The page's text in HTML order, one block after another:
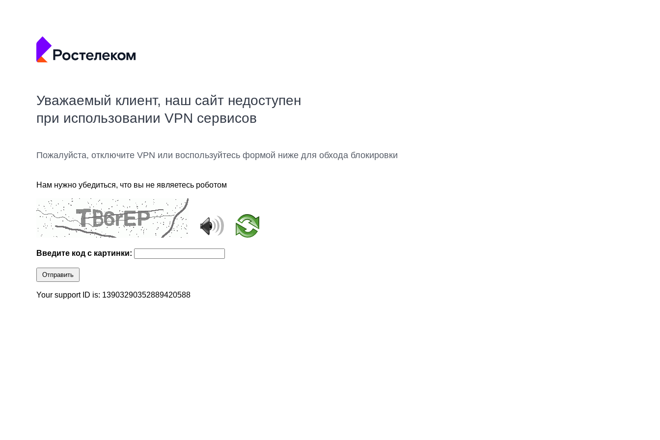
Уважаемый клиент, наш сайт недоступен
при использовании VPN сервисов
Пожалуйста, отключите VPN или воспользуйтесь формой ниже для обхода блокировки
Нам нужно убедиться, что вы не являетесь роботом
Введите код с картинки:
Отправить
Your support ID is: 13903290352889420588